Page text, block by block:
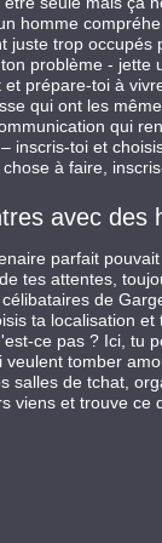
homme
trop occupés
problème -
prépare-toi à
qui ont les
qui
inscris-toi et
à faire,
avec des
parfait
tes attentes,
de
ta localisation
ce pas ? Ici, tu
tomber
salles de tchat,
viens et trouve